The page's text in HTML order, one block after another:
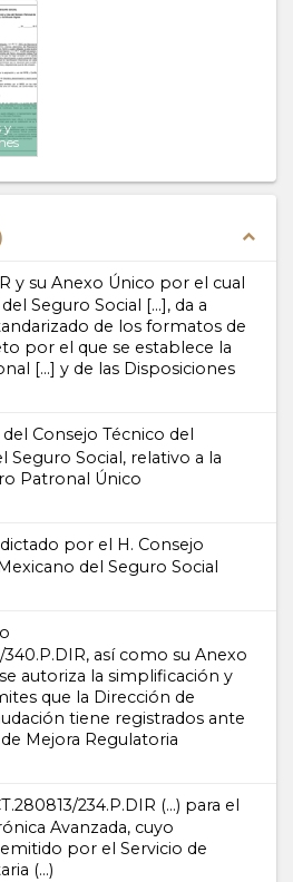
y
expand_less
y su Anexo Único por el cual
Seguro Social […], da a
de los formatos de
por el que se establece la
[…] y de las Disposiciones
Consejo Técnico del
Social, relativo a la
Patronal Único
por el H. Consejo
del Seguro Social
340.P.DIR, así como su Anexo
autoriza la simplificación y
que la Dirección de
tiene registrados ante
Mejora Regulatoria
234.P.DIR (...) para el
Avanzada, cuyo
por el Servicio de
(...)